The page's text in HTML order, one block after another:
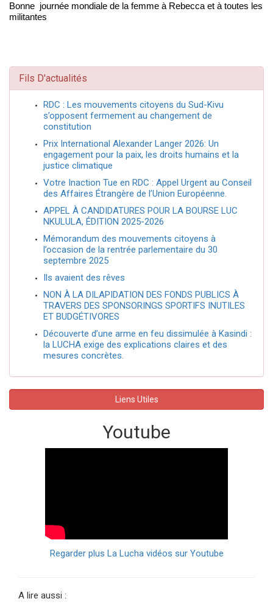
Bonne journée mondiale de la femme à Rebecca et à toutes les
militantes
Fils D'actualités
RDC : Les mouvements citoyens du Sud-Kivu
s’opposent fermement au changement de
constitution
Prix International Alexander Langer 2026: Un
engagement pour la paix, les droits humains et la
justice climatique
Votre Inaction Tue en RDC : Appel Urgent au Conseil
des Affaires Étrangère de l’Union Européenne.
APPEL À CANDIDATURES POUR LA BOURSE LUC
NKULULA, ÉDITION 2025-2026
Mémorandum des mouvements citoyens à
l’occasion de la rentrée parlementaire du 30
septembre 2025
Ils avaient des rêves
NON À LA DILAPIDATION DES FONDS PUBLICS À
TRAVERS DES SPONSORINGS SPORTIFS INUTILES
ET BUDGÉTIVORES
Découverte d’une arme en feu dissimulée à Kasindi :
la LUCHA exige des explications claires et des
mesures concrètes.
Liens Utiles
Youtube
Regarder plus La Lucha vidéos sur Youtube
A lire aussi :